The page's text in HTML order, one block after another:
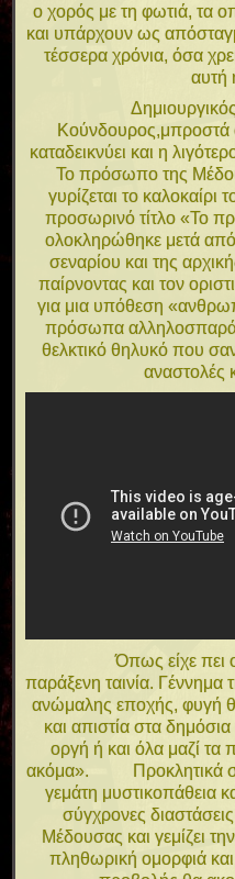
ο χορός με τη φωτιά, τα
και υπάρχουν ως
τέσσερα χρόνια, όσα
αυτή
Δημιουργικός,
καταδεικνύει και η
To πρόσωπο της
γυρίζεται το
προσωρινό τίτλο «Το
ολοκληρώθηκε μετά
σεναρίου και της
παίρνοντας και τον
για μια υπόθεση
πρόσωπα
θελκτικό θηλυκό που
αναστολές
Όπως είχε πει ο
παράξενη ταινία. Γέννημα
ανώμαλης εποχής, φυγή
και απιστία στα
οργή ή και όλα μαζί
ακόμα». Προκλητικά
γεμάτη μυστικοπάθεια
σύγχρονες
Μέδουσας και γεμίζει
πληθωρική ομορφιά